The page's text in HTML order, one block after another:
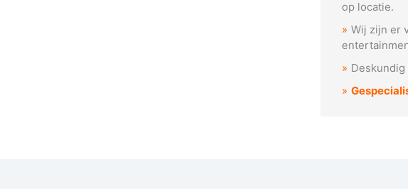
slangop locatie.
Wij zijn er
Deskundig